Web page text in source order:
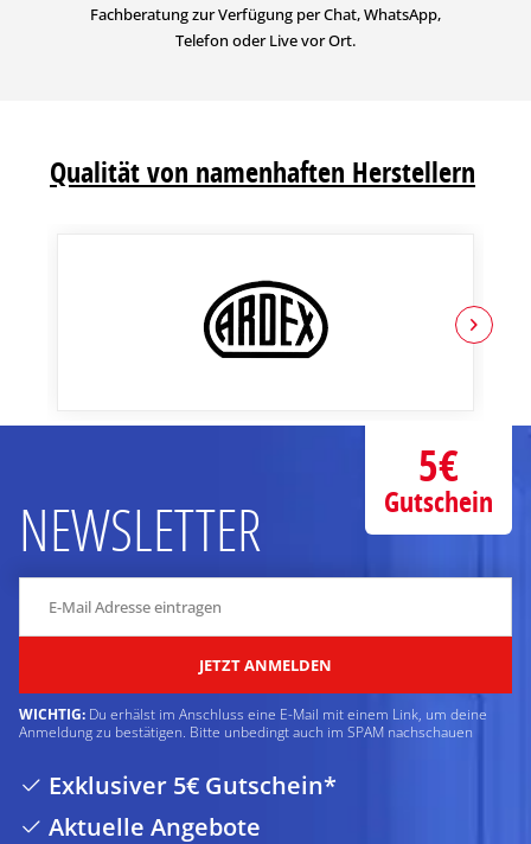
Fachberatung zur Verfügung per Chat, WhatsApp,
Telefon oder Live vor Ort.
Qualität von namenhaften Herstellern
NEWSLETTER
JETZT ANMELDEN
WICHTIG: Du erhälst im Anschluss eine E-Mail mit einem Link, um deine
Anmeldung zu bestätigen. Bitte unbedingt auch im SPAM nachschauen
Exklusiver 5€ Gutschein*
Aktuelle Angebote
5€
Gutschein